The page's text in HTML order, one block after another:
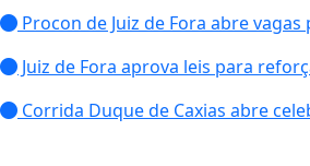
Procon de Juiz de Fora abre
Juiz de Fora aprova leis para
Corrida Duque de Caxias abre